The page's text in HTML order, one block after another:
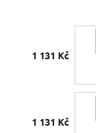
1 131 Kč
1 131 Kč